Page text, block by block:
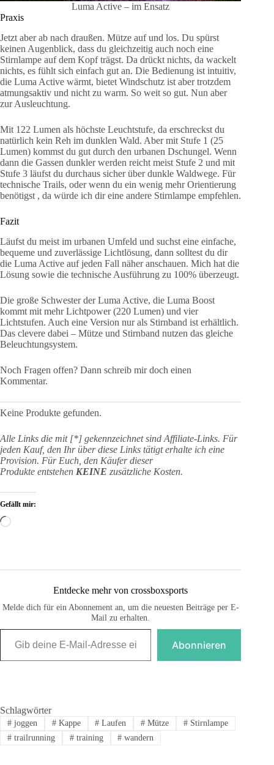
Luma Active – im Ensatz
Praxis
Jetzt aber ab nach draußen. Mütze auf und los. Du spürst
keinen Augenblick, dass du gleichzeitig auch noch eine
Stirnlampe auf dem Kopf trägst. Da drückt nichts, da wackelt
nichts, es fühlt sich einfach gut an. Die Bedienung ist intuitiv,
die Luma Active wärmt, bietet Windschutz ist aber trotzdem
atmungsaktiv und nicht zu warm. So weit so gut. Nun aber
zur Ausleuchtung.
Mit 122 Lumen als höchste Leuchtstufe, da erschreckst du
natürlich kein Reh im dunklen Wald. Aber mit Stufe 1 (25
Lumen) kommst du gut durch den urbanen Dschungel. Wenn
dann die Gassen dunkler werden reicht meist Stufe 2 und mit
Stufe 3 läufst du durchaus sicher über dunkle Waldwege. Für
technische Trails, oder wenn du ein wenig mehr Orientierung
benötigst , da würde ich dir eine andere Stirnlampe empfehlen.
Fazit
Läufst du meist im urbanen Umfeld und suchst eine einfache,
bequeme und zuverlässige Lichtlösung, dann solltest du dir
die Luma Active auf jeden Fall näher anschauen. Mich hat die
Lösung sowie die technische Ausführung zu 100% überzeugt.
Die große Schwester der Luma Active, die Luma Boost
kommt mit mehr Lichtpower (220 Lumen) und vier
Lichtstufen. Auch eine Version nur als Stirnband ist erhältlich.
Das clevere dabei – Mütze und Stirnband nutzen das gleiche
Beleuchtungsystem.
Noch Fragen offen? Dann schreib mir doch einen
Kommentar.
Keine Produkte gefunden.
Alle Links die mit [*] gekennzeichnet sind Affiliate-Links. Für
jeden Kauf, den Ihr über diese Links tätigt erhalte ich eine
Provision. Für Euch, den Käufer dieser
Produkte entstehen KEINE zusätzliche Kosten.
Gefällt mir:
Wird
Entdecke mehr von crossboxsports
Melde dich für ein Abonnement an, um die neuesten Beiträge per E-
Mail zu erhalten.
Gib deine E-Mail-Adresse ein ...
Abonnieren
Schlagwörter
#joggen #Kappe # Laufen # Mütze # Stirnlampe
#trailrunning #training # wandern